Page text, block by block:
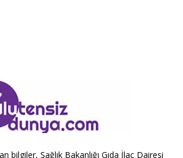
bilgiler, Sağlık Bakanlığı Gıda İlaç Dairesi